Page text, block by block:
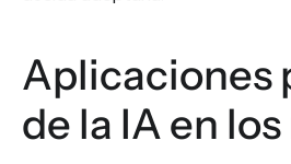
Aplicaciones
de la IA en